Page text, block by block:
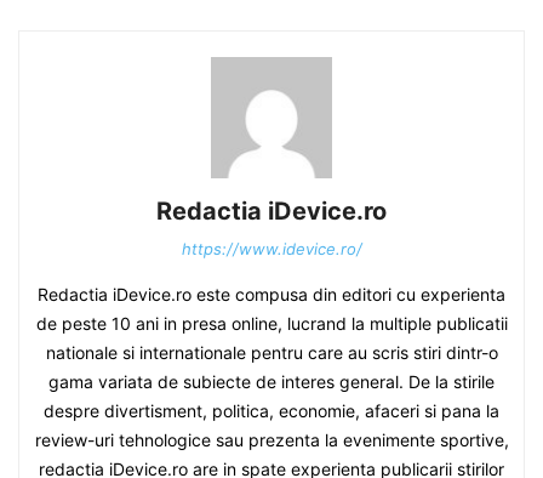
Redactia iDevice.ro
https://www.idevice.ro/
Redactia iDevice.ro este compusa din editori cu experienta
de peste 10 ani in presa online, lucrand la multiple publicatii
nationale si internationale pentru care au scris stiri dintr-o
gama variata de subiecte de interes general. De la stirile
despre divertisment, politica, economie, afaceri si pana la
review-uri tehnologice sau prezenta la evenimente sportive,
redactia iDevice.ro are in spate experienta publicarii stirilor